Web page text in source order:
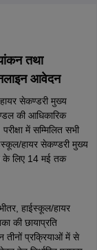
तथा
आवेदन
हायर सेकण्डरी मुख्य
की आधिकारिक
में सम्मिलित सभी
हायर सेकण्डरी मुख्य
के लिए 14 मई तक
भीतर, हाईस्कूल/हायर
की छायाप्रति
प्रक्रियाओं में से